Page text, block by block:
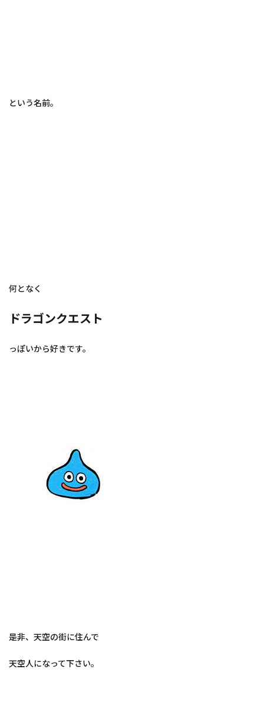
という名前。
何となく
ドラゴンクエスト
っぽいから好きです。
是非、天空の街に住んで
天空人になって下さい。